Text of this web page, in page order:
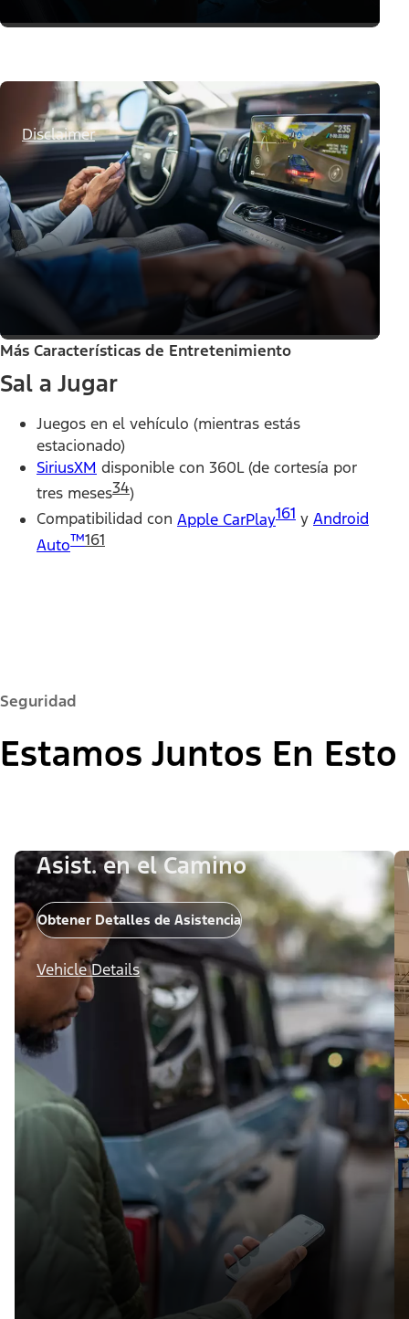
Disclaimer
Más Características de Entretenimiento
Sal a Jugar
Juegos en el vehículo (mientras estás
estacionado)
SiriusXM disponible con 360L (de cortesía por
tres meses34)
Compatibilidad con Apple CarPlay161 y Android
Auto™161
Seguridad
Estamos Juntos En Esto
Asist. en el Camino
Obtener Detalles de Asistencia
Vehicle Details